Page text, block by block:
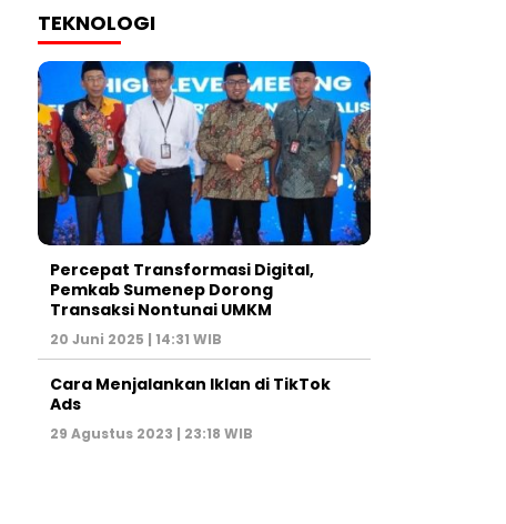
TEKNOLOGI
Percepat Transformasi Digital,
Pemkab Sumenep Dorong
Transaksi Nontunai UMKM
20 Juni 2025 | 14:31 WIB
Cara Menjalankan Iklan di TikTok
Ads
29 Agustus 2023 | 23:18 WIB